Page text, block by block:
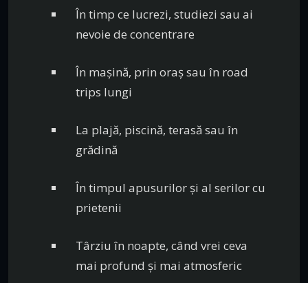
În timp ce lucrezi, studiezi sau ai
nevoie de concentrare
În mașină, prin oraș sau în road
trips lungi
La plajă, piscină, terasă sau în
grădină
În timpul apusurilor și al serilor cu
prietenii
Târziu în noapte, când vrei ceva
mai profund și mai atmosferic